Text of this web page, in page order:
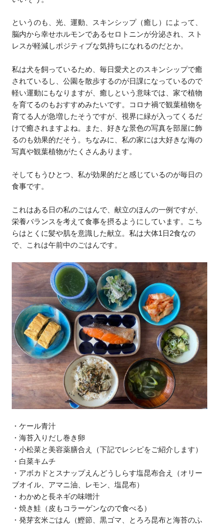
というのも、光、運動、スキンシップ（癒し）によって、
脳内から幸せホルモンであるセロトニンが分泌され、スト
レスが軽減しポジティブな気持ちになれるのだとか。
私は犬を飼っているため、毎日愛犬とのスキンシップで癒
されているし、公園を散歩するのが日課になっているので
軽い運動にもなりますが、癒しという意味では、家で植物
を育てるのもおすすめみたいです。コロナ禍で観葉植物を
育てる人が急増したそうですが、視界に緑が入ってくるだ
けで癒されますよね。また、好きな景色の写真を部屋に飾
るのも効果的だそう。ちなみに、私の家には大好きな海の
写真や観葉植物がたくさんあります。
そしてもうひとつ、私が効果的だと感じているのが毎日の
食事です。
これはある日の私のごはんで、献立のほんの一例ですが、
栄養バランスを考えて食事を摂るようにしています。こち
らはとくに髪や肌を意識した献立。私は大体1日2食なの
で、これは午前中のごはんです。
・ケール青汁
・海苔入りだし巻き卵
・小松菜と美容薬膳合え（下記でレシピをご紹介します）
・白菜キムチ
・アボカドとスナップえんどうしらす塩昆布合え（オリー
ブオイル、アマニ油、レモン、塩昆布）
・わかめと長ネギの味噌汁
・焼き鮭（皮もコラーゲンなので食べる）
・発芽玄米ごはん（鰹節、黒ゴマ、とろろ昆布と海苔のふ